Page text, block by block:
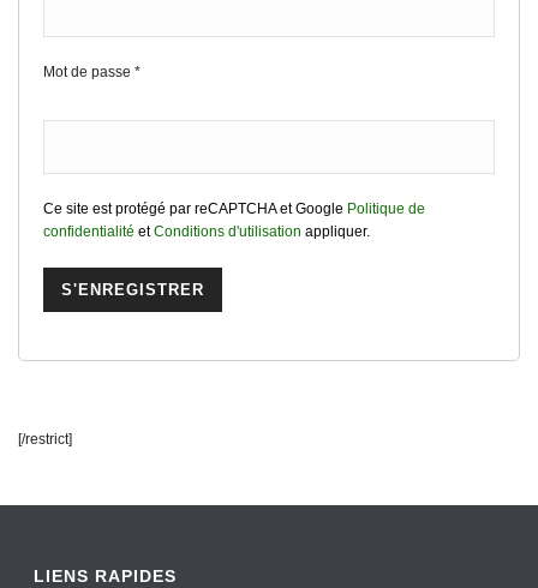
Mot de passe *
Ce site est protégé par reCAPTCHA et Google Politique de
confidentialité etConditions d'utilisation appliquer.
[/restrict]
LIENS RAPIDES